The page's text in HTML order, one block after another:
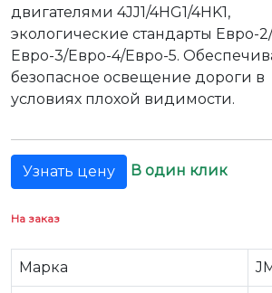
двигателями 4JJ1/4HG1/4HK1,
экологические стандарты Евро-2/
Евро-3/Евро-4/Евро-5.
безопасное освещение дороги в
условиях плохой видимости.
Узнать цену В один клик
На заказ
Марка